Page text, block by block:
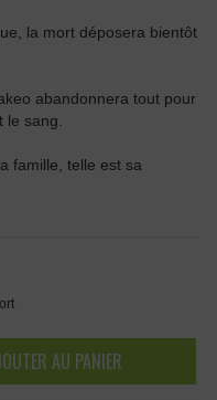
la mort déposera bientôt
abandonnera tout pour
sang.
famille, telle est sa
AU PANIER